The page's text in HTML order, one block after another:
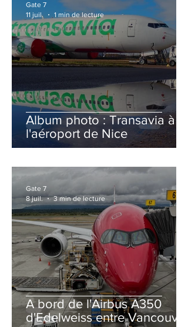
Album photo : Transavia à
l'aéroport de Nice
Gate 7
11 juil.
1 min de lecture
A bord de l'Airbus A350
d'Edelweiss entre Vancouver
Gate 7
8 juil.
3 min de lecture